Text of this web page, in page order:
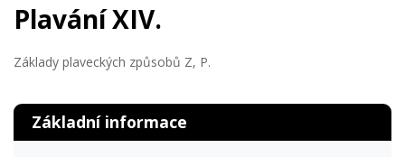
Plavání XIV.
Základy plaveckých způsobů Z, P.
Základní informace